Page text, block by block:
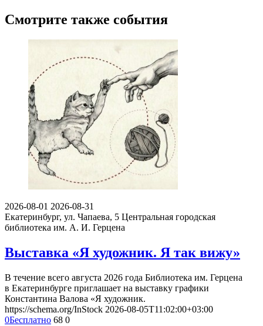
Смотрите также события
2026-08-01 2026-08-31
Екатеринбург, ул. Чапаева, 5 Центральная городская
библиотека им. А. И. Герцена
Выставка «Я художник. Я так вижу»
В течение всего августа 2026 года Библиотека им. Герцена
в Екатеринбурге приглашает на выставку графики
Константина Валова «Я художник.
https://schema.org/InStock 2026-08-05T11:02:00+03:00
0Бесплатно 68 0